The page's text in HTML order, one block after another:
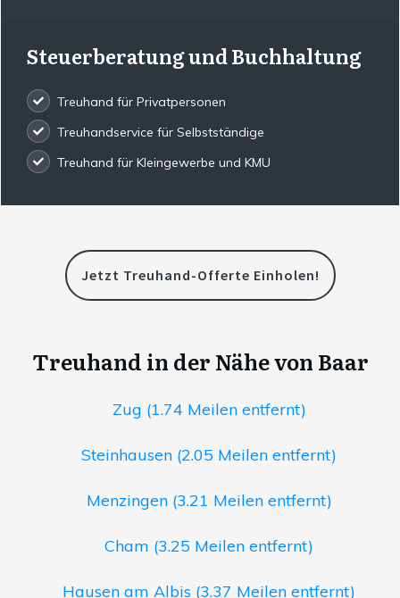
Steuerberatung und Buchhaltung
Treuhand für Privatpersonen
Treuhandservice für Selbstständige
Treuhand für Kleingewerbe und KMU
Jetzt Treuhand-Offerte Einholen!
Treuhand in der Nähe von Baar
Zug (1.74 Meilen entfernt)
Steinhausen (2.05 Meilen entfernt)
Menzingen (3.21 Meilen entfernt)
Cham (3.25 Meilen entfernt)
Hausen am Albis (3.37 Meilen entfernt)